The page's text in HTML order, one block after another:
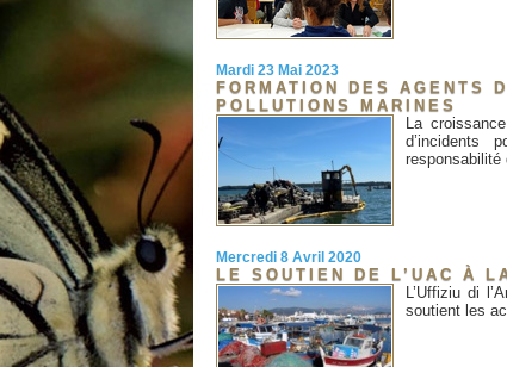
Mardi 23 Mai 2023
FORMATION DES AGENTS
POLLUTIONS MARINES
La
d’incidents
Mercredi 8 Avril 2020
LE SOUTIEN DE L’UAC À
L’Uffiziu di
soutient les